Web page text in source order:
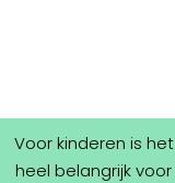
Voor kinderen is het
heel belangrijk voor